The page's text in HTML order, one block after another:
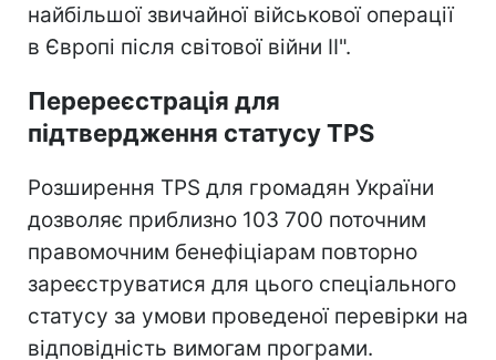
найбільшої звичайної військової операції
в Європі після світової війни II".
Перереєстрація для
підтвердження статусу TPS
Розширення TPS для громадян України
дозволяє приблизно 103 700 поточним
правомочним бенефіціарам повторно
зареєструватися для цього спеціального
статусу за умови проведеної перевірки на
відповідність вимогам програми.